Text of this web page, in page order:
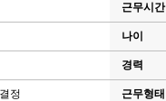
근무시간
나이
경력
정 근무형태